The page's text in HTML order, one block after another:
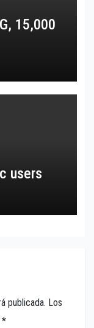
15,000
users
publicada. Los
*